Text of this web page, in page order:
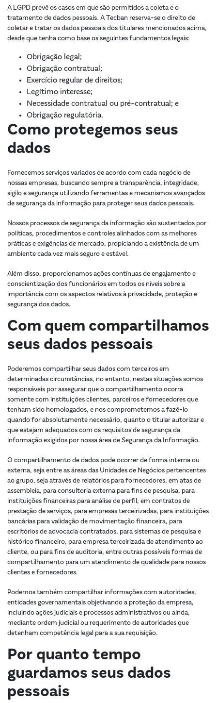
A LGPD prevê os casos em que são permitidos a coleta e o
tratamento de dados pessoais. A Tecban reserva-se o direito de
coletar e tratar os dados pessoais dos titulares mencionados acima,
desde que tenha como base os seguintes fundamentos legais:
Obrigação legal;
Obrigação contratual;
Exercício regular de direitos;
Legítimo interesse;
Necessidade contratual ou pré-contratual; e
Obrigação regulatória.
Como protegemos seus
dados
Fornecemos serviços variados de acordo com cada negócio de
nossas empresas, buscando sempre a transparência, integridade,
sigilo e segurança utilizando ferramentas e mecanismos avançados
de segurança da informação para proteger seus dados pessoais.
Nossos processos de segurança da informação são sustentados por
políticas, procedimentos e controles alinhados com as melhores
práticas e exigências de mercado, propiciando a existência de um
ambiente cada vez mais seguro e estável.
Além disso, proporcionamos ações contínuas de engajamento e
conscientização dos funcionários em todos os níveis sobre a
importância com os aspectos relativos à privacidade, proteção e
segurança dos dados.
Com quem compartilhamos
seus dados pessoais
Poderemos compartilhar seus dados com terceiros em
determinadas circunstâncias, no entanto, nestas situações somos
responsáveis por assegurar que o compartilhamento ocorra
somente com instituições clientes, parceiros e fornecedores que
tenham sido homologados, e nos comprometemos a fazê-lo
quando for absolutamente necessário, quanto o titular autorizar e
que estejam adequados com os requisitos de segurança da
informação exigidos por nossa área de Segurança da Informação.
O compartilhamento de dados pode ocorrer de forma interna ou
externa, seja entre as áreas das Unidades de Negócios pertencentes
ao grupo, seja através de relatórios para fornecedores, em atas de
assembleia, para consultoria externa para fins de pesquisa, para
instituições financeiras para análise de perfil, em contratos de
prestação de serviços, para empresas terceirizadas, para instituições
bancárias para validação de movimentação financeira, para
escritórios de advocacia contratados, para sistemas de pesquisa e
histórico financeiro, para empresa terceirizada de atendimento ao
cliente, ou para fins de auditoria, entre outras possíveis formas de
compartilhamento para um atendimento de qualidade para nossos
clientes e fornecedores.
Podemos também compartilhar informações com autoridades,
entidades governamentais objetivando a proteção da empresa,
incluindo ações judiciais e processos administrativos ou ainda,
mediante ordem judicial ou requerimento de autoridades que
detenham competência legal para a sua requisição.
Por quanto tempo
guardamos seus dados
pessoais